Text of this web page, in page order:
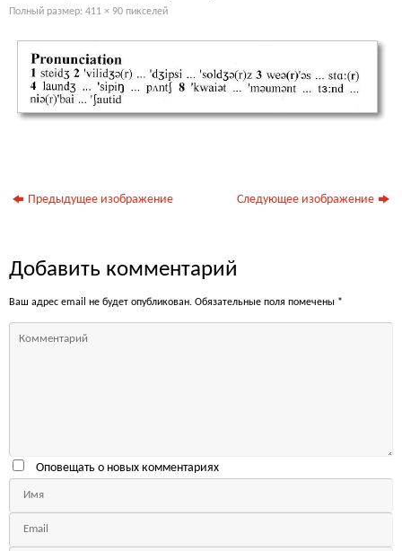
Полный размер: 411 × 90 пикселей
Предыдущее изображение Следующее изображение
Добавить комментарий
Ваш адрес email не будет опубликован. Обязательные поля помечены *
Оповещать о новых комментариях